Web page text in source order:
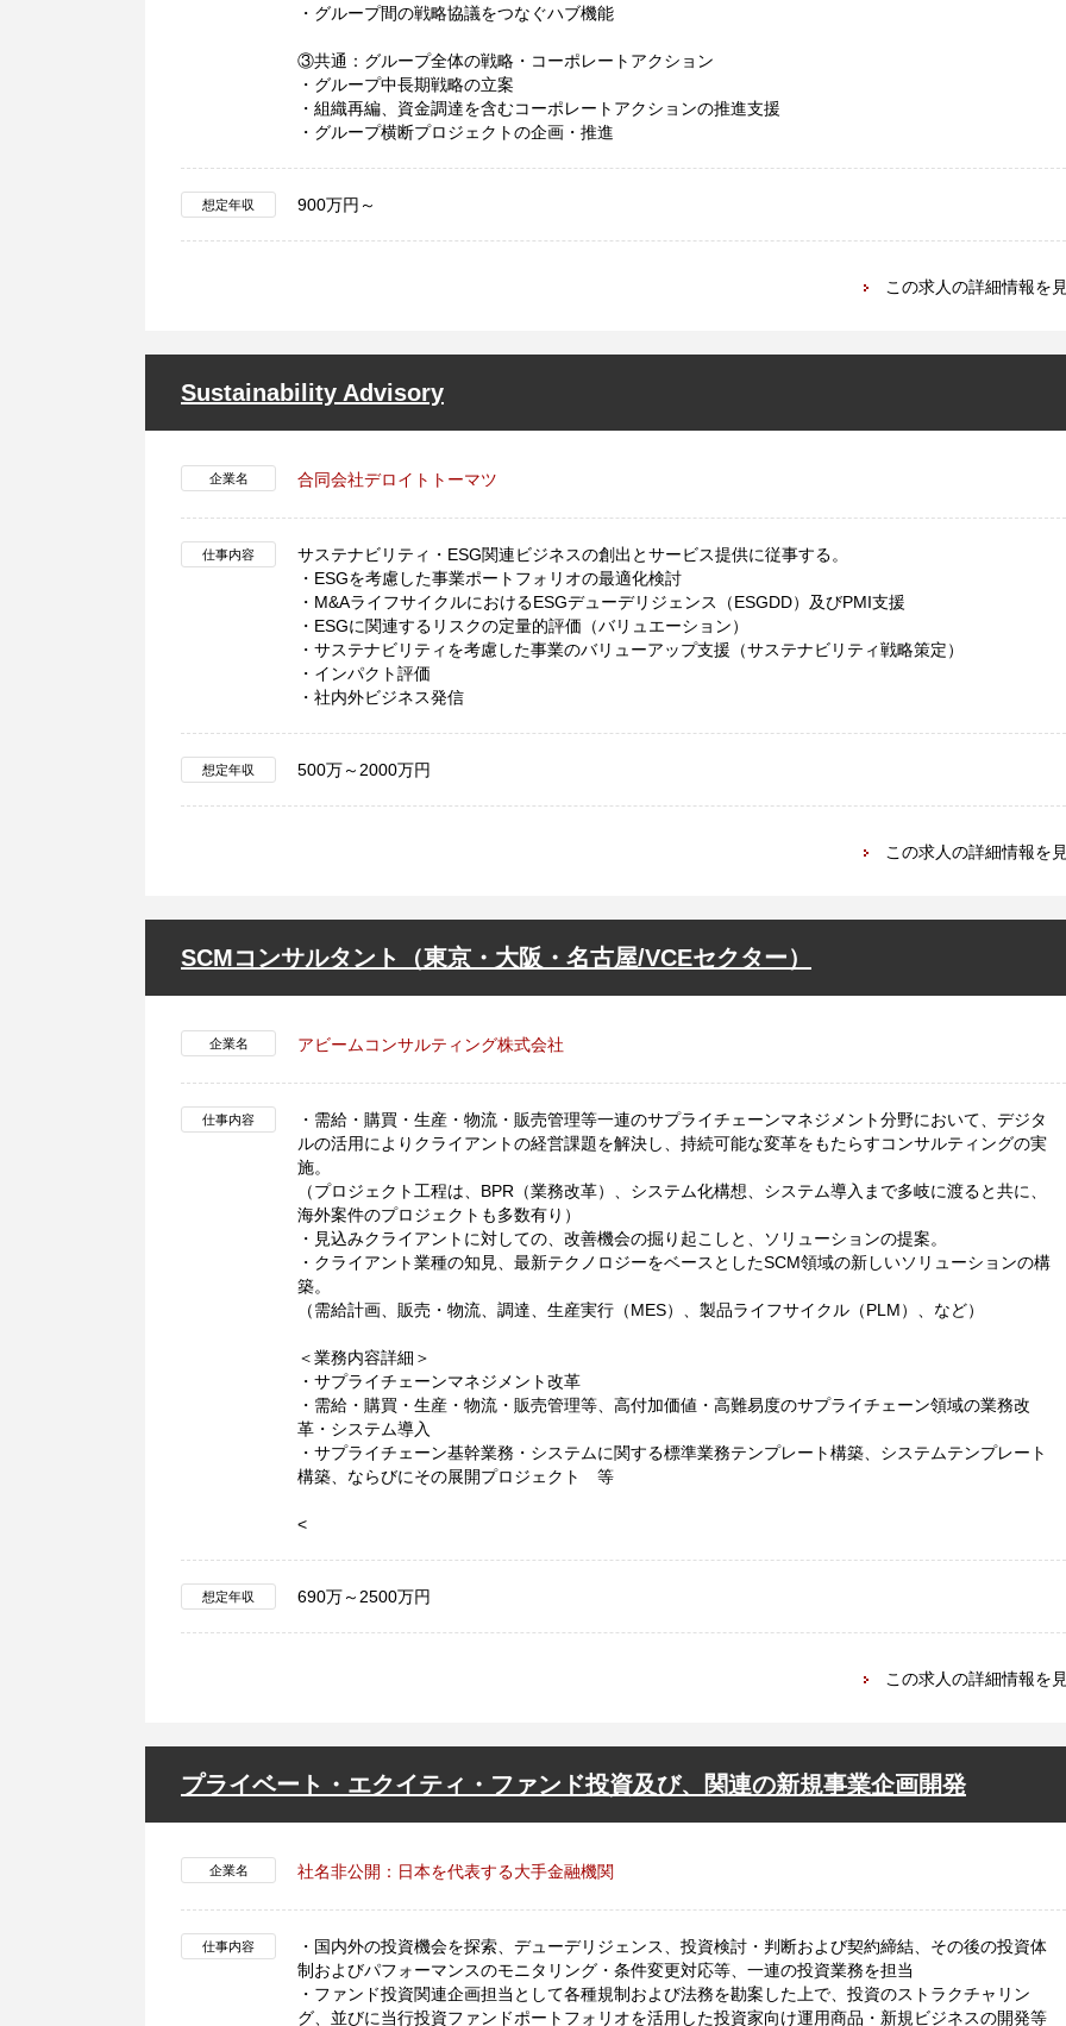
・グループ間の戦略協議をつなぐハブ機能
③共通：グループ全体の戦略・コーポレートアクション
・グループ中長期戦略の立案
・組織再編、資金調達を含むコーポレートアクションの推進支援
・グループ横断プロジェクトの企画・推進
想定年収 900万円～
この求人の詳細情報を
Sustainability Advisory
企業名 合同会社デロイトトーマツ
仕事内容
サステナビリティ・ESG関連ビジネスの創出とサービス提供に従事する。
・ESGを考慮した事業ポートフォリオの最適化検討
・M&AライフサイクルにおけるESGデューデリジェンス（ESGDD）及びPMI支援
・ESGに関連するリスクの定量的評価（バリュエーション）
・サステナビリティを考慮した事業のバリューアップ支援（サステナビリティ戦略策定）
・インパクト評価
・社内外ビジネス発信
想定年収 500万～2000万円
この求人の詳細情報を
SCMコンサルタント（東京・大阪・名古屋/VCEセクター）
企業名 アビームコンサルティング株式会社
仕事内容
・需給・購買・生産・物流・販売管理等一連のサプライチェーンマネジメント分野において、デジタ
ルの活用によりクライアントの経営課題を解決し、持続可能な変革をもたらすコンサルティングの実
施。
（プロジェクト工程は、BPR（業務改革）、システム化構想、システム導入まで多岐に渡ると共に、
海外案件のプロジェクトも多数有り）
・見込みクライアントに対しての、改善機会の掘り起こしと、ソリューションの提案。
・クライアント業種の知見、最新テクノロジーをベースとしたSCM領域の新しいソリューションの構
築。
（需給計画、販売・物流、調達、生産実行（MES）、製品ライフサイクル（PLM）、など）
＜業務内容詳細＞
・サプライチェーンマネジメント改革
・需給・購買・生産・物流・販売管理等、高付加価値・高難易度のサプライチェーン領域の業務改
革・システム導入
・サプライチェーン基幹業務・システムに関する標準業務テンプレート構築、システムテンプレート
構築、ならびにその展開プロジェクト 等
<
想定年収 690万～2500万円
この求人の詳細情報を
プライベート・エクイティ・ファンド投資及び、関連の新規事業企画開発
企業名 社名非公開：日本を代表する大手金融機関
仕事内容
・国内外の投資機会を探索、デューデリジェンス、投資検討・判断および契約締結、その後の投資体
制およびパフォーマンスのモニタリング・条件変更対応等、一連の投資業務を担当
・ファンド投資関連企画担当として各種規制および法務を勘案した上で、投資のストラクチャリン
グ、並びに当行投資ファンドポートフォリオを活用した投資家向け運用商品・新規ビジネスの開発等